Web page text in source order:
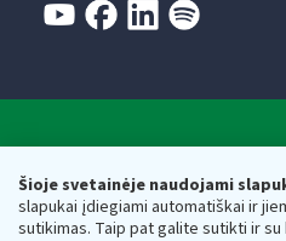
Šioje svetainėje naudojami
slapukai įdiegiami automatiškai ir
sutikimas. Taip pat galite sutikti ir su
Respublikos finansų
Biudžetinė įstaiga. Juridinio asmens